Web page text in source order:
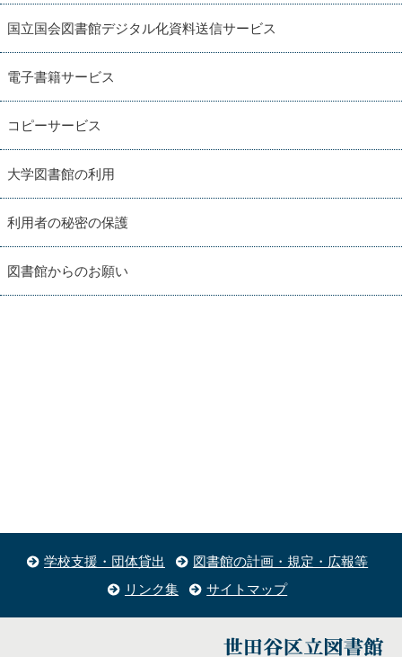
国立国会図書館デジタル化資料送信サービス
電子書籍サービス
コピーサービス
大学図書館の利用
利用者の秘密の保護
図書館からのお願い
学校支援・団体貸出
図書館の計画・規定・広報等
リンク集
サイトマップ